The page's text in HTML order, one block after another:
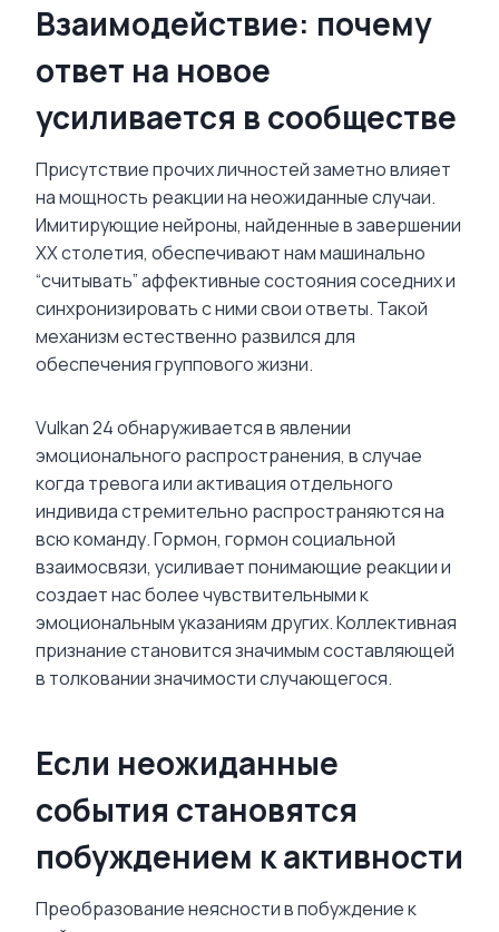
Взаимодействие: почему
ответ на новое
усиливается в сообществе
Присутствие прочих личностей заметно влияет
на мощность реакции на неожиданные случаи.
Имитирующие нейроны, найденные в завершении
XX столетия, обеспечивают нам машинально
“считывать” аффективные состояния соседних и
синхронизировать с ними свои ответы. Такой
механизм естественно развился для
обеспечения группового жизни.
Vulkan 24 обнаруживается в явлении
эмоционального распространения, в случае
когда тревога или активация отдельного
индивида стремительно распространяются на
всю команду. Гормон, гормон социальной
взаимосвязи, усиливает понимающие реакции и
создает нас более чувствительными к
эмоциональным указаниям других. Коллективная
признание становится значимым составляющей
в толковании значимости случающегося.
Если неожиданные
события становятся
побуждением к активности
Преобразование неясности в побуждение к